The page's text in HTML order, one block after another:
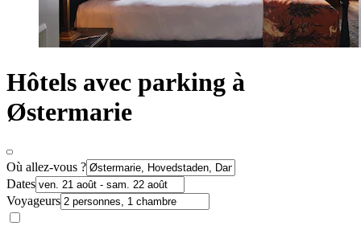
Hôtels avec parking à
Østermarie
Où allez-vous ?
Dates
Voyageurs